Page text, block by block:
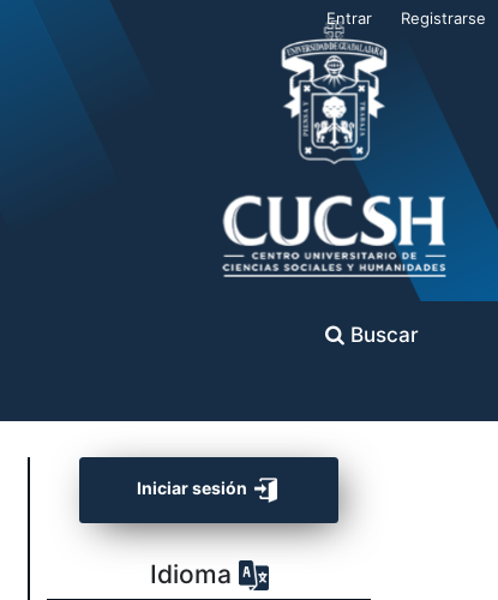
Buscar
Entrar Registrarse
Iniciar sesión
Idioma